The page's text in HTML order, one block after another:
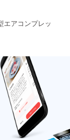
エアコンプレッ